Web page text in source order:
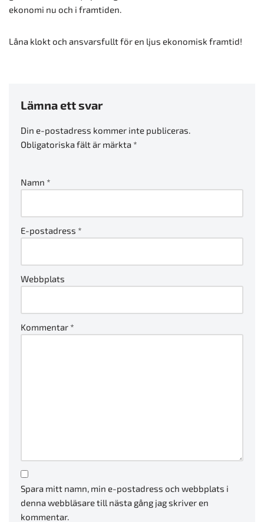
ekonomi nu och i framtiden.
Låna klokt och ansvarsfullt för en ljus ekonomisk framtid!
Lämna ett svar
Din e-postadress kommer inte publiceras.
Obligatoriska fält är märkta *
Namn *
E-postadress *
Webbplats
Kommentar *
Spara mitt namn, min e-postadress och webbplats i
denna webbläsare till nästa gång jag skriver en
kommentar.